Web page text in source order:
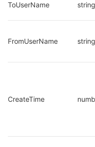
ToUserName string
FromUserName string
CreateTime